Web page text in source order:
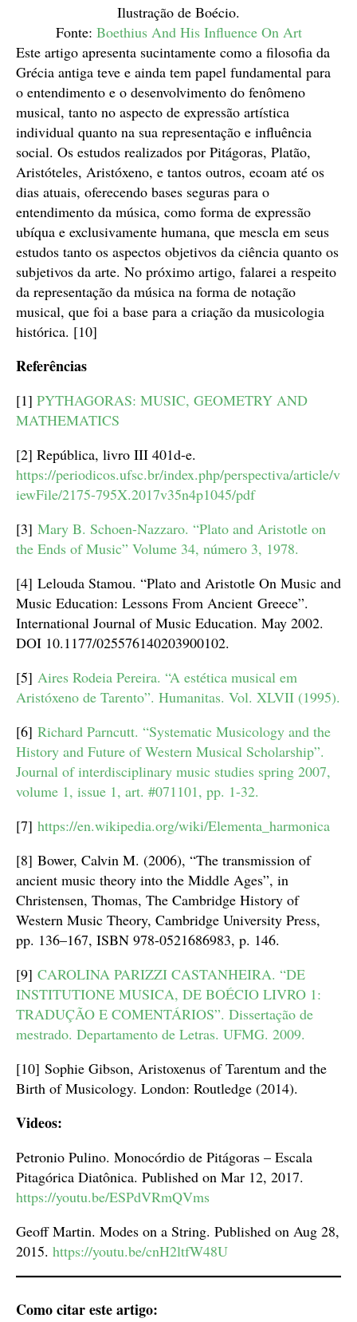
Ilustração de Boécio.
Fonte: Boethius And His Influence On Art
Este artigo apresenta sucintamente como a filosofia da
Grécia antiga teve e ainda tem papel fundamental para
o entendimento e o desenvolvimento do fenômeno
musical, tanto no aspecto de expressão artística
individual quanto na sua representação e influência
social. Os estudos realizados por Pitágoras, Platão,
Aristóteles, Aristóxeno, e tantos outros, ecoam até os
dias atuais, oferecendo bases seguras para o
entendimento da música, como forma de expressão
ubíqua e exclusivamente humana, que mescla em seus
estudos tanto os aspectos objetivos da ciência quanto os
subjetivos da arte. No próximo artigo, falarei a respeito
da representação da música na forma de notação
musical, que foi a base para a criação da musicologia
histórica. [10]
Referências
[1] PYTHAGORAS: MUSIC, GEOMETRY AND
MATHEMATICS
[2] República, livro III 401d-e.
https://periodicos.ufsc.br/index.php/perspectiva/article/v
iewFile/2175-795X.2017v35n4p1045/pdf
[3] Mary B. Schoen-Nazzaro. “Plato and Aristotle on
the Ends of Music” Volume 34, número 3, 1978.
[4] Lelouda Stamou. “Plato and Aristotle On Music and
Music Education: Lessons From Ancient Greece”.
International Journal of Music Education. May 2002.
DOI 10.1177/025576140203900102.
[5] Aires Rodeia Pereira. “A estética musical em
Aristóxeno de Tarento”. Humanitas. Vol. XLVII (1995).
[6] Richard Parncutt. “Systematic Musicology and the
History and Future of Western Musical Scholarship”.
Journal of interdisciplinary music studies spring 2007,
volume 1, issue 1, art. #071101, pp. 1-32.
[7] https://en.wikipedia.org/wiki/Elementa_harmonica
[8] Bower, Calvin M. (2006), “The transmission of
ancient music theory into the Middle Ages”, in
Christensen, Thomas, The Cambridge History of
Western Music Theory, Cambridge University Press,
pp. 136–167, ISBN 978-0521686983, p. 146.
[9] CAROLINA PARIZZI CASTANHEIRA. “DE
INSTITUTIONE MUSICA, DE BOÉCIO LIVRO 1:
TRADUÇÃO E COMENTÁRIOS”. Dissertação de
mestrado. Departamento de Letras. UFMG. 2009.
[10] Sophie Gibson, Aristoxenus of Tarentum and the
Birth of Musicology. London: Routledge (2014).
Videos:
Petronio Pulino. Monocórdio de Pitágoras – Escala
Pitagórica Diatônica. Published on Mar 12, 2017.
https://youtu.be/ESPdVRmQVms
Geoff Martin. Modes on a String. Published on Aug 28,
2015. https://youtu.be/cnH2ltfW48U
Como citar este artigo: